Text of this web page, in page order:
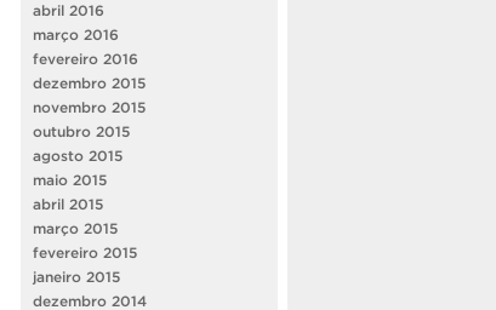
abril 2016
março 2016
fevereiro 2016
dezembro 2015
novembro 2015
outubro 2015
agosto 2015
maio 2015
abril 2015
março 2015
fevereiro 2015
janeiro 2015
dezembro 2014